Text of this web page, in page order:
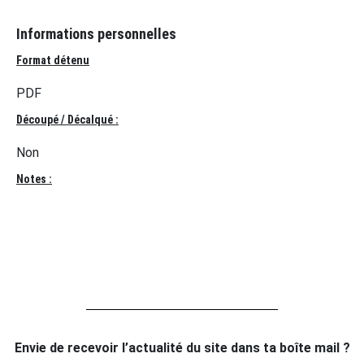
Informations personnelles
Format détenu
PDF
Découpé / Décalqué :
Non
Notes :
Envie de recevoir l’actualité du site dans ta boîte mail ?